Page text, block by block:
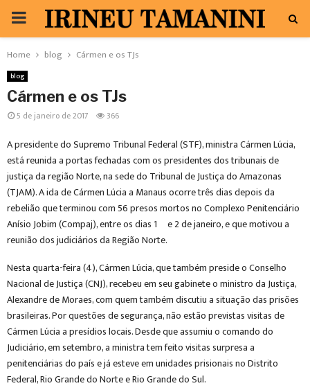
PRIMARY
MENU
Home blog Cármen e os TJs
blog
Cármen e os TJs
5 de janeiro de 2017 366
A presidente do Supremo Tribunal Federal (STF), ministra Cármen Lúcia,
está reunida a portas fechadas com os presidentes dos tribunais de
justiça da região Norte, na sede do Tribunal de Justiça do Amazonas
(TJAM). A ida de Cármen Lúcia a Manaus ocorre três dias depois da
rebelião que terminou com 56 presos mortos no Complexo Penitenciário
Anísio Jobim (Compaj), entre os dias 1º e 2 de janeiro, e que motivou a
reunião dos judiciários da Região Norte.
Nesta quarta-feira (4), Cármen Lúcia, que também preside o Conselho
Nacional de Justiça (CNJ), recebeu em seu gabinete o ministro da Justiça,
Alexandre de Moraes, com quem também discutiu a situação das prisões
brasileiras. Por questões de segurança, não estão previstas visitas de
Cármen Lúcia a presídios locais. Desde que assumiu o comando do
Judiciário, em setembro, a ministra tem feito visitas surpresa a
penitenciárias do país e já esteve em unidades prisionais no Distrito
Federal, Rio Grande do Norte e Rio Grande do Sul.